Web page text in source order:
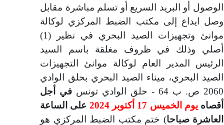
الوصول أو البريد السريع أو تسلم مباشرة مقابل
وصل ايداع إلى مكتب الضبط المركزي لوكالة
موانئ وتجهيزات الصيد البحري
في نظير (1)
أصلي وذلك في ظروف مغلقة باسم السيد
الرئيس المدير العام لوكالة موانئ التجهيزات
الصيد البحري، ميناء الصيد البحري بحلق
الوادي
2060 ص. ب 64 - حلق
الوادي تونس في أجل
أقصاهيوم الخميس 17 أكتوبر 2024 على الساعة
العاشرة صباحا) ختم مكتب الضبط المركزي هو